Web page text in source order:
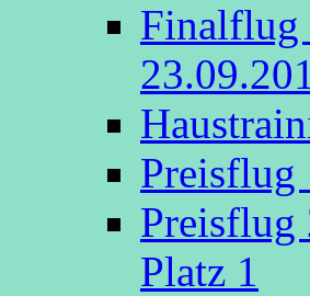
Finalflug
Preisflug
Preisflug
Platz 1